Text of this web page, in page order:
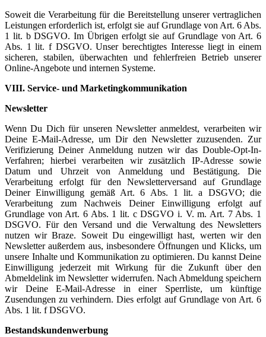
Soweit die Verarbeitung für die Bereitstellung unserer vertraglichen
Leistungen erforderlich ist, erfolgt sie auf Grundlage von Art. 6 Abs.
1 lit. b DSGVO. Im Übrigen erfolgt sie auf Grundlage von Art. 6
Abs. 1 lit. f DSGVO. Unser berechtigtes Interesse liegt in einem
sicheren, stabilen, überwachten und fehlerfreien Betrieb unserer
Online-Angebote und internen Systeme.
VIII. Service- und Marketingkommunikation
Newsletter
Wenn Du Dich für unseren Newsletter anmeldest, verarbeiten wir
Deine E-Mail-Adresse, um Dir den Newsletter zuzusenden. Zur
Verifizierung Deiner Anmeldung nutzen wir das Double-Opt-In-
Verfahren; hierbei verarbeiten wir zusätzlich IP-Adresse sowie
Datum und Uhrzeit von Anmeldung und Bestätigung. Die
Verarbeitung erfolgt für den Newsletterversand auf Grundlage
Deiner Einwilligung gemäß Art. 6 Abs. 1 lit. a DSGVO; die
Verarbeitung zum Nachweis Deiner Einwilligung erfolgt auf
Grundlage von Art. 6 Abs. 1 lit. c DSGVO i. V. m. Art. 7 Abs. 1
DSGVO. Für den Versand und die Verwaltung des Newsletters
nutzen wir Braze. Soweit Du eingewilligt hast, werten wir den
Newsletter außerdem aus, insbesondere Öffnungen und Klicks, um
unsere Inhalte und Kommunikation zu optimieren. Du kannst Deine
Einwilligung jederzeit mit Wirkung für die Zukunft über den
Abmeldelink im Newsletter widerrufen. Nach Abmeldung speichern
wir Deine E-Mail-Adresse in einer Sperrliste, um künftige
Zusendungen zu verhindern. Dies erfolgt auf Grundlage von Art. 6
Abs. 1 lit. f DSGVO.
Bestandskundenwerbung